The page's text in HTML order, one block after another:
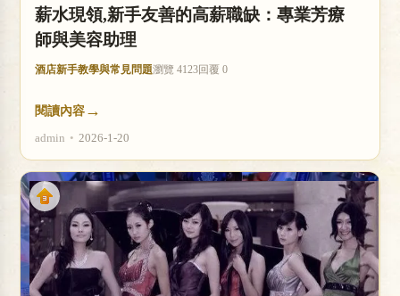
薪水現領,新手友善的高薪職缺：專業芳療
師與美容助理
酒店新手教學與常見問題瀏覽 4123回覆 0
閱讀內容 →
admin • 2026-1-20